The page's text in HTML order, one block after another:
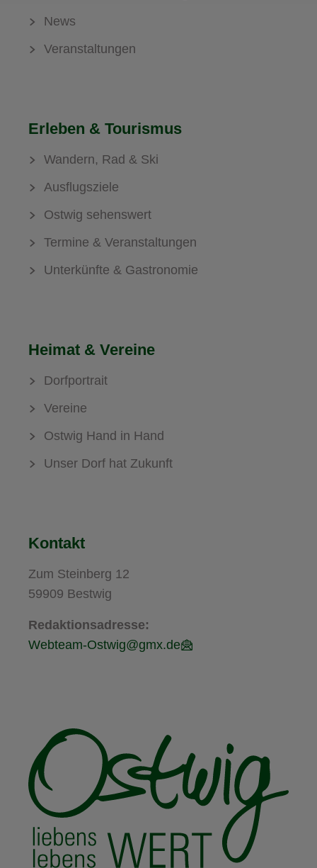
News
Veranstaltungen
Erleben & Tourismus
Wandern, Rad & Ski
Ausflugsziele
Ostwig sehenswert
Termine & Veranstaltungen
Unterkünfte & Gastronomie
Heimat & Vereine
Dorfportrait
Vereine
Ostwig Hand in Hand
Unser Dorf hat Zukunft
Kontakt
Zum Steinberg 12
59909 Bestwig
Redaktionsadresse:
Webteam-Ostwig@gmx.de